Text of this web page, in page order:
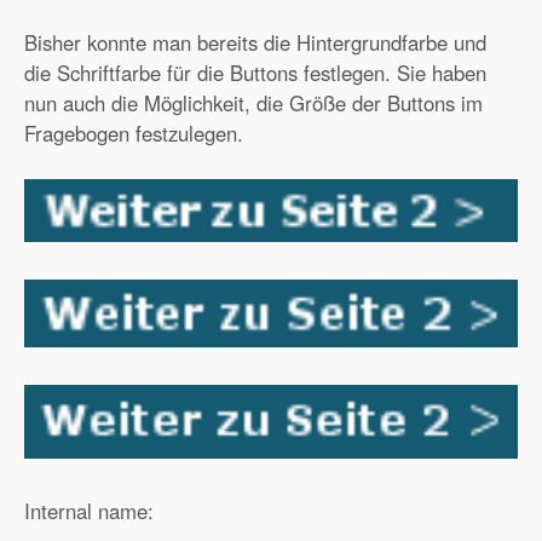
Bisher konnte man bereits die Hintergrundfarbe und
die Schriftfarbe für die Buttons festlegen. Sie haben
nun auch die Möglichkeit, die Größe der Buttons im
Fragebogen festzulegen.
Internal name: